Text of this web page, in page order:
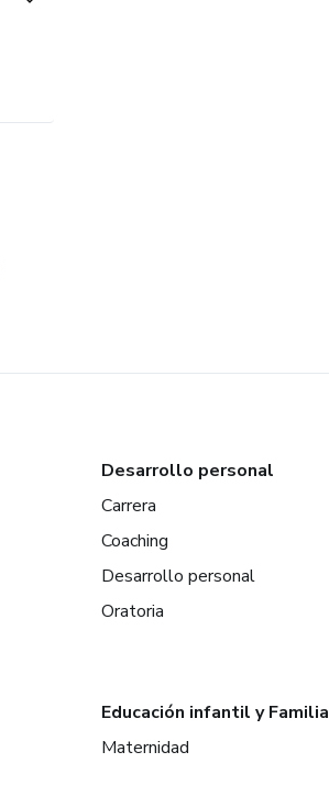
Desarrollo personal
Carrera
Coaching
Desarrollo personal
Oratoria
Educación infantil y Familia
Maternidad